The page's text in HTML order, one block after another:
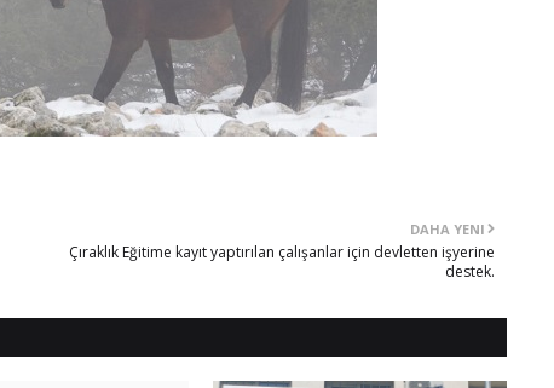
DAHA YENI
Çıraklık Eğitime kayıt yaptırılan çalışanlar için devletten işyerine
destek.